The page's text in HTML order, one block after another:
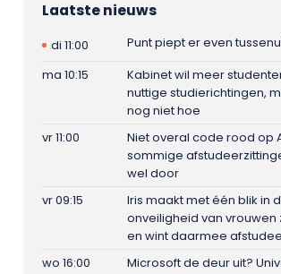
Laatste nieuws
di 11:00
Punt piept er even
ma 10:15
Kabinet wil meer
nuttige studierichtingen,
nog niet hoe
vr 11:00
Niet overal code rood op
sommige
wel door
vr 09:15
Iris maakt met één blik in
onveiligheid van vrouwen
en wint daarmee
wo 16:00
Microsoft de deur uit?